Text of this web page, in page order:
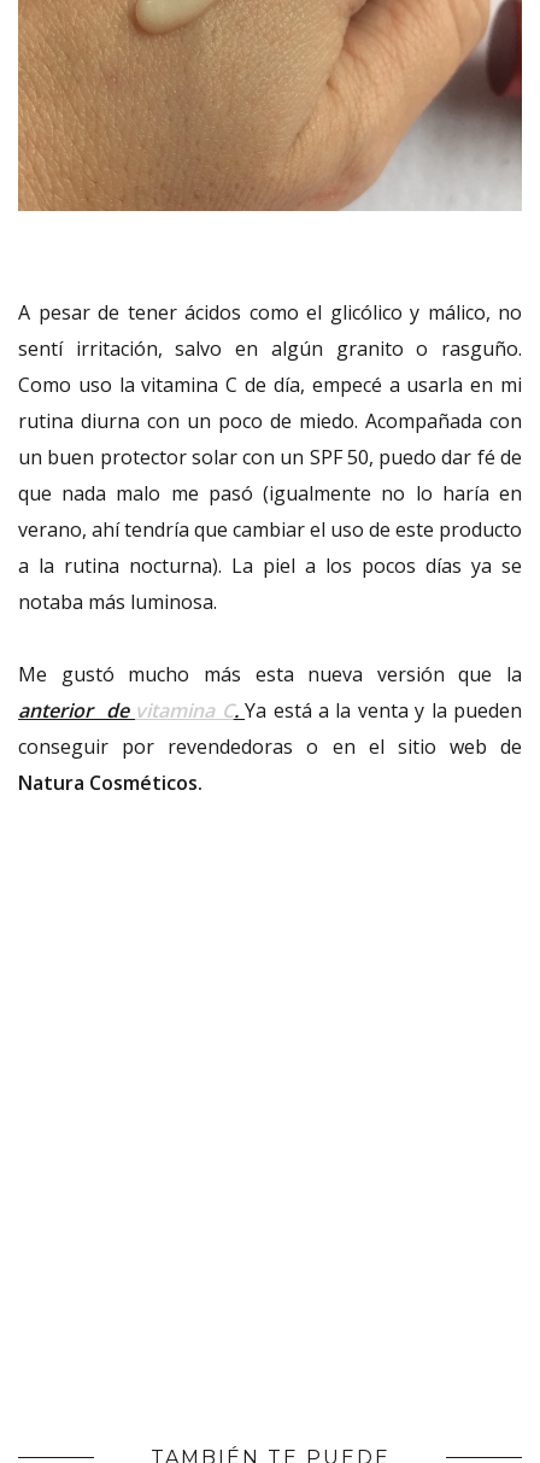
A pesar de tener ácidos como el glicólico y málico, no
sentí irritación, salvo en algún granito o rasguño.
Como uso la vitamina C de día, empecé a usarla en mi
rutina diurna con un poco de miedo. Acompañada con
un buen protector solar con un SPF 50, puedo dar fé de
que nada malo me pasó (igualmente no lo haría en
verano, ahí tendría que cambiar el uso de este producto
a la rutina nocturna). La piel a los pocos días ya se
notaba más luminosa.
Me gustó mucho más esta nueva versión que la
anterior de vitamina C.Ya está a la venta y la pueden
conseguir por revendedoras o en el sitio web de
Natura Cosméticos.
TAMBIÉN TE PUEDE